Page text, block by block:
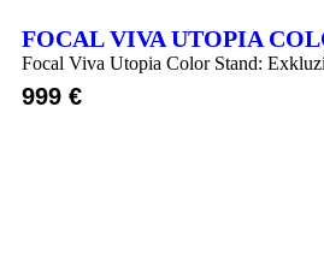
FOCAL VIVA UTOPIA
Focal Viva Utopia Color Stand:
999 €